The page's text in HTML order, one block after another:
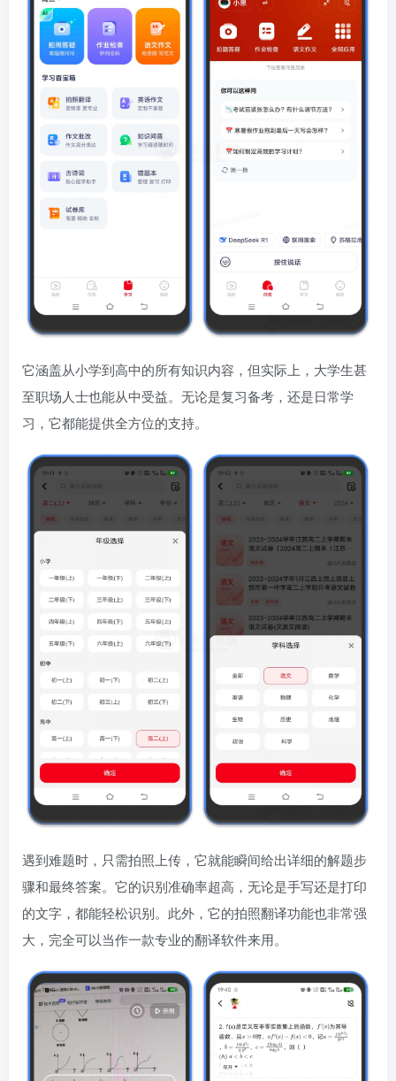
它涵盖从小学到高中的所有知识内容，但实际上，大学生甚
至职场人士也能从中受益。无论是复习备考，还是日常学
习，它都能提供全方位的支持。
遇到难题时，只需拍照上传，它就能瞬间给出详细的解题步
骤和最终答案。它的识别准确率超高，无论是手写还是打印
的文字，都能轻松识别。此外，它的拍照翻译功能也非常强
大，完全可以当作一款专业的翻译软件来用。